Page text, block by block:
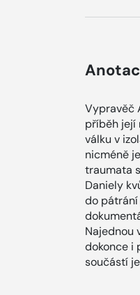
Vypravěč
příběh její
válku v
nicméně
traumata
Daniely
do
Najednou
dokonce i
součástí